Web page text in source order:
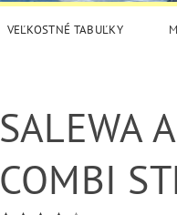
VEĽKOSTNÉ TABUĽKY
SALEWA
COMBI